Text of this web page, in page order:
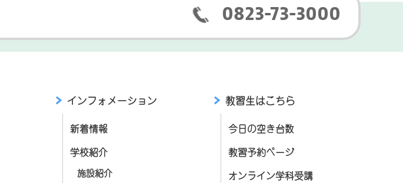
0823-73-3000
インフォメーション
新着情報
学校紹介
施設紹介
教習生はこちら
今日の空き台数
教習予約ページ
オンライン学科受講